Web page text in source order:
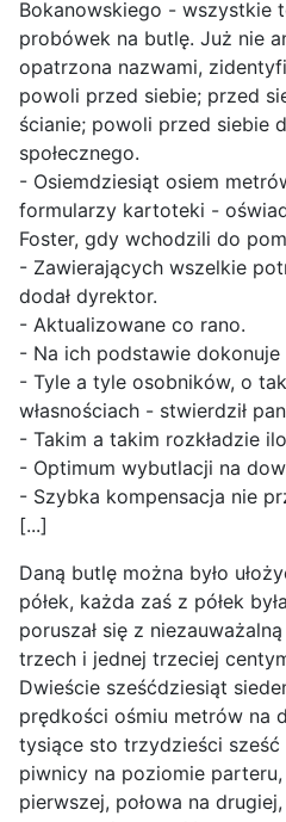
Bokanowskiego - wszystkie
probówek na butlę. Już nie
opatrzona nazwami,
powoli przed siebie; przed
ścianie; powoli przed siebie
społecznego.
- Osiemdziesiąt osiem
formularzy kartoteki -
Foster, gdy wchodzili do
- Zawierających wszelkie
dodał dyrektor.
- Aktualizowane co rano.
- Na ich podstawie dokonuje
- Tyle a tyle osobników, o
własnościach - stwierdził
- Takim a takim rozkładzie
- Optimum wybutlacji na
- Szybka kompensacja nie
[...]
Daną butlę można było
półek, każda zaś z półek
poruszał się z
trzech i jednej trzeciej
Dwieście sześćdziesiąt
prędkości ośmiu metrów na
tysiące sto trzydzieści
piwnicy na poziomie
pierwszej, połowa na